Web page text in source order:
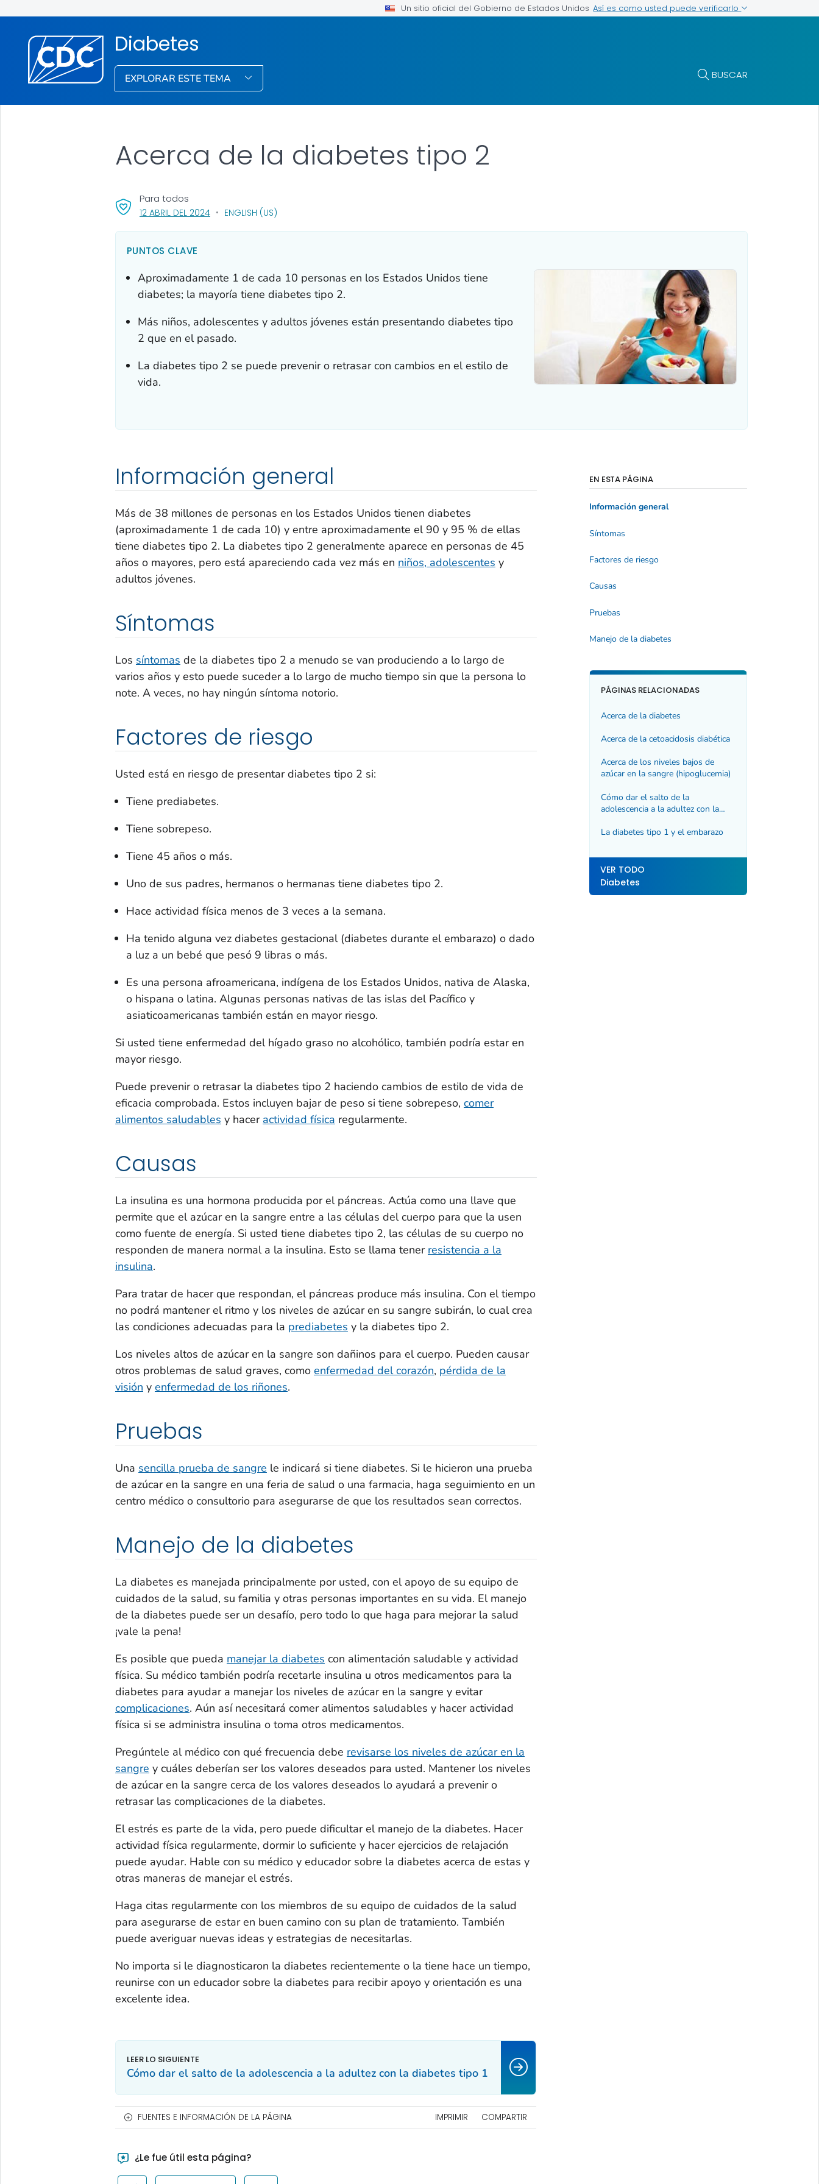
Un sitio oficial del Gobierno de Estados Unidos Así es como usted puede verificarlo
Diabetes
EXPLORAR ESTE TEMA BUSCAR
12 ABRIL DEL 2024, VISIT LINK FOR DETAILS.
ENGLISH (US)
Para todos
Acerca de la diabetes tipo 2
PUNTOS CLAVE
Aproximadamente 1 de cada 10 personas en los Estados Unidos tiene
diabetes; la mayoría tiene diabetes tipo 2.
Más niños, adolescentes y adultos jóvenes están presentando diabetes tipo
2 que en el pasado.
La diabetes tipo 2 se puede prevenir o retrasar con cambios en el estilo de
vida.
Información general
Más de 38 millones de personas en los Estados Unidos tienen diabetes
(aproximadamente 1 de cada 10) y entre aproximadamente el 90 y 95 % de ellas
tiene diabetes tipo 2. La diabetes tipo 2 generalmente aparece en personas de 45
años o mayores, pero está apareciendo cada vez más en niños, adolescentes y
adultos jóvenes.
Síntomas
Los síntomas de la diabetes tipo 2 a menudo se van produciendo a lo largo de
varios años y esto puede suceder a lo largo de mucho tiempo sin que la persona lo
note. A veces, no hay ningún síntoma notorio.
Factores de riesgo
Usted está en riesgo de presentar diabetes tipo 2 si:
Tiene prediabetes.
Tiene sobrepeso.
Tiene 45 años o más.
Uno de sus padres, hermanos o hermanas tiene diabetes tipo 2.
Hace actividad física menos de 3 veces a la semana.
Ha tenido alguna vez diabetes gestacional (diabetes durante el embarazo) o dado
a luz a un bebé que pesó 9 libras o más.
Es una persona afroamericana, indígena de los Estados Unidos, nativa de Alaska,
o hispana o latina. Algunas personas nativas de las islas del Pacífico y
asiaticoamericanas también están en mayor riesgo.
Si usted tiene enfermedad del hígado graso no alcohólico, también podría estar en
mayor riesgo.
Puede prevenir o retrasar la diabetes tipo 2 haciendo cambios de estilo de vida de
eficacia comprobada. Estos incluyen bajar de peso si tiene sobrepeso, comer
alimentos saludables y hacer actividad física regularmente.
Causas
La insulina es una hormona producida por el páncreas. Actúa como una llave que
permite que el azúcar en la sangre entre a las células del cuerpo para que la usen
como fuente de energía. Si usted tiene diabetes tipo 2, las células de su cuerpo no
responden de manera normal a la insulina. Esto se llama tener resistencia a la
insulina.
Para tratar de hacer que respondan, el páncreas produce más insulina. Con el tiempo
no podrá mantener el ritmo y los niveles de azúcar en su sangre subirán, lo cual crea
las condiciones adecuadas para la prediabetes y la diabetes tipo 2.
Los niveles altos de azúcar en la sangre son dañinos para el cuerpo. Pueden causar
otros problemas de salud graves, como enfermedad del corazón, pérdida de la
visión y enfermedad de los riñones.
Pruebas
Una sencilla prueba de sangre le indicará si tiene diabetes. Si le hicieron una prueba
de azúcar en la sangre en una feria de salud o una farmacia, haga seguimiento en un
centro médico o consultorio para asegurarse de que los resultados sean correctos.
Manejo de la diabetes
La diabetes es manejada principalmente por usted, con el apoyo de su equipo de
cuidados de la salud, su familia y otras personas importantes en su vida. El manejo
de la diabetes puede ser un desafío, pero todo lo que haga para mejorar la salud
¡vale la pena!
Es posible que pueda manejar la diabetes con alimentación saludable y actividad
física. Su médico también podría recetarle insulina u otros medicamentos para la
diabetes para ayudar a manejar los niveles de azúcar en la sangre y evitar
complicaciones. Aún así necesitará comer alimentos saludables y hacer actividad
física si se administra insulina o toma otros medicamentos.
Pregúntele al médico con qué frecuencia debe revisarse los niveles de azúcar en la
sangre y cuáles deberían ser los valores deseados para usted. Mantener los niveles
de azúcar en la sangre cerca de los valores deseados lo ayudará a prevenir o
retrasar las complicaciones de la diabetes.
El estrés es parte de la vida, pero puede dificultar el manejo de la diabetes. Hacer
actividad física regularmente, dormir lo suficiente y hacer ejercicios de relajación
puede ayudar. Hable con su médico y educador sobre la diabetes acerca de estas y
otras maneras de manejar el estrés.
Haga citas regularmente con los miembros de su equipo de cuidados de la salud
para asegurarse de estar en buen camino con su plan de tratamiento. También
puede averiguar nuevas ideas y estrategias de necesitarlas.
No importa si le diagnosticaron la diabetes recientemente o la tiene hace un tiempo,
reunirse con un educador sobre la diabetes para recibir apoyo y orientación es una
excelente idea.
EN ESTA PÁGINA
Información general
Síntomas
Factores de riesgo
Causas
Pruebas
Manejo de la diabetes
PÁGINAS RELACIONADAS
Acerca de la diabetes
Acerca de la cetoacidosis diabética
Acerca de los niveles bajos de
azúcar en la sangre (hipoglucemia)
Cómo dar el salto de la
adolescencia a la adultez con la
La diabetes tipo 1 y el embarazo
VER TODO
Diabetes
Cómo dar el salto de la adolescencia a la adultez con la diabetes tipo 1
FUENTES E INFORMACIÓN DE LA PÁGINA IMPRIMIR COMPARTIR
¿Le fue útil esta página?